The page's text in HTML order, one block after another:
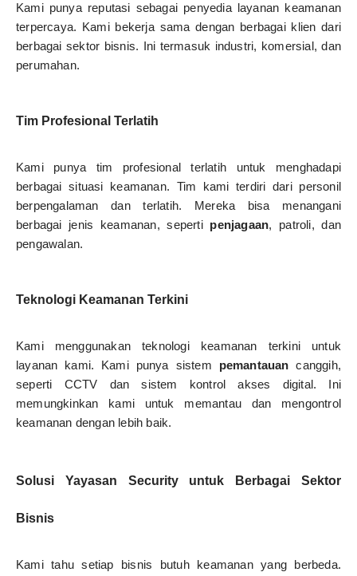
Kami punya reputasi sebagai penyedia layanan keamanan
terpercaya. Kami bekerja sama dengan berbagai klien dari
berbagai sektor bisnis. Ini termasuk industri, komersial, dan
perumahan.
Tim Profesional Terlatih
Kami punya tim profesional terlatih untuk menghadapi
berbagai situasi keamanan. Tim kami terdiri dari personil
berpengalaman dan terlatih. Mereka bisa menangani
berbagai jenis keamanan, seperti penjagaan, patroli, dan
pengawalan.
Teknologi Keamanan Terkini
Kami menggunakan teknologi keamanan terkini untuk
layanan kami. Kami punya sistem pemantauan canggih,
seperti CCTV dan sistem kontrol akses digital. Ini
memungkinkan kami untuk memantau dan mengontrol
keamanan dengan lebih baik.
Solusi Yayasan Security untuk Berbagai Sektor
Bisnis
Kami tahu setiap bisnis butuh keamanan yang berbeda.